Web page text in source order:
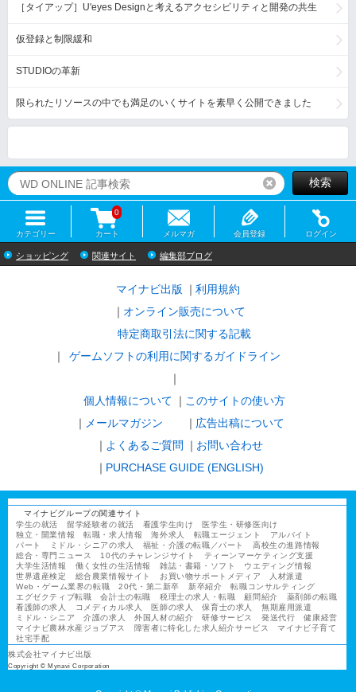
［タイアップ］U'eyes Designと考えるアクセシビリティと開発の共生
仮登録と制限緩和
STUDIOの革新
限られたリソースの中でも満足のいくサイトを素早く公開できました
リセット検索
カテゴリー カート
0
メルマガ 会員登録 ログイン
ショッピング 関連サイト 編集部ブログ
マイナビ出版
利用規約
オンライン販売について
特定商取引法に関する記載
ゲームソフトの利用に関するガイドライン
｜
個人情報について
このサイトの使い方
メールマガジン
広告出稿について
よくあるご質問
お問い合わせ
PURCHASE GUIDE (ENGLISH)
マイナビグループの関連サイト
学生の就活
留学経験者の就活 看護学生向け
医学生・研修医向け
独立・開業情報
転職・求人情報 海外求人 転職エージェント
アルバイト
パート
ミドル・シニアの求人 福祉・介護の転職／パート
高校生の進路情報
総合・専門ニュース
10代のチャレンジサイト
ティーンマーケティング支援
大学生活情報
働く女性の生活情報 雑誌・書籍・ソフト
ウエディング情報
世界遺産検定
総合農業情報サイト お買い物サポートメディア
人材派遣
Web・ゲーム業界の転職
20代・第二新卒 新卒紹介
転職コンサルティング
エグゼクティブ転職
会計士の転職 税理士の求人・転職 顧問紹介
薬剤師の転職
看護師の求人
コメディカル求人 医師の求人 保育士の求人
無期雇用派遣
ミドル・シニア
介護の求人 外国人材の紹介 研修サービス 発送代行
健康経営
マイナビ農林水産ジョブアス
障害者に特化した求人紹介サービス
マイナビ子育て
社宅手配
株式会社マイナビ出版
Copyright © Mynavi Corporation